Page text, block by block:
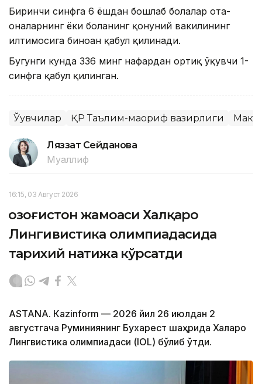
Биринчи синфга 6 ёшдан бошлаб болалар ота-
оналарнинг ёки боланинг қонуний вакилининг
илтимосига биноан қабул қилинади.
Бугунги кунда 336 минг нафардан ортиқ ўқувчи 1-
синфга қабул қилинган.
Ўқувчилар ҚР Таълим-маориф вазирлиги
Ляззат Сейданова
Муаллиф
16:15, 03 Август 2026
Қозоғистон жамоаси Халқаро
Лингивистика олимпиадасида
тарихий натижа кўрсатди
ASTANА. Кazinform — 2026 йил 26 июлдан 2
августгача Руминиянинг Бухарест шаҳрида Халқаро
Лингвистика олимпиадаси (IOL) бўлиб ўтди.